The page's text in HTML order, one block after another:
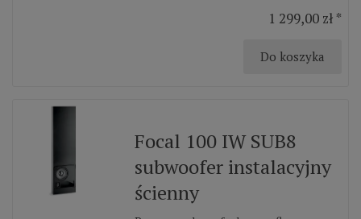
1 299,00 zł *
Do koszyka
Focal 100 IW SUB8
subwoofer instalacyjny
ścienny